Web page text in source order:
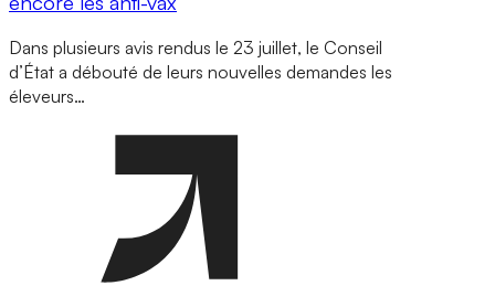
Dans plusieurs avis rendus le 23 juillet, le Conseil
d’État a débouté de leurs nouvelles demandes les
éleveurs…